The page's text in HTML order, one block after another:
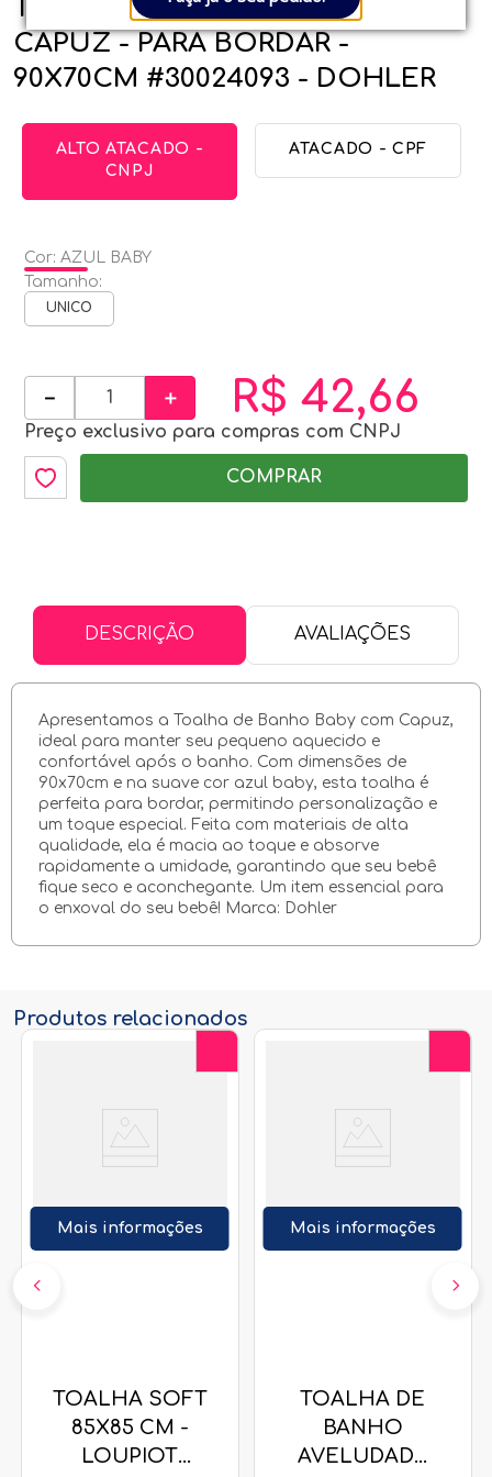
TOALHA DE BANHO BABY COM
CAPUZ - PARA BORDAR -
90X70CM #30024093 - DOHLER
ALTO ATACADO -
CNPJ
ATACADO - CPF
Cor: AZUL BABY
Tamanho:
UNICO
＋
－ R$ 42,66
Preço exclusivo para compras com CNPJ
COMPRAR
DESCRIÇÃO AVALIAÇÕES
Apresentamos a Toalha de Banho Baby com Capuz,
ideal para manter seu pequeno aquecido e
confortável após o banho. Com dimensões de
90x70cm e na suave cor azul baby, esta toalha é
perfeita para bordar, permitindo personalização e
um toque especial. Feita com materiais de alta
qualidade, ela é macia ao toque e absorve
rapidamente a umidade, garantindo que seu bebê
fique seco e aconchegante. Um item essencial para
o enxoval do seu bebê! Marca: Dohler
Produtos relacionados
Mais informações
TOALHA SOFT
85X85 CM -
LOUPIOT
Mais informações
TOALHA DE
BANHO
AVELUDADA